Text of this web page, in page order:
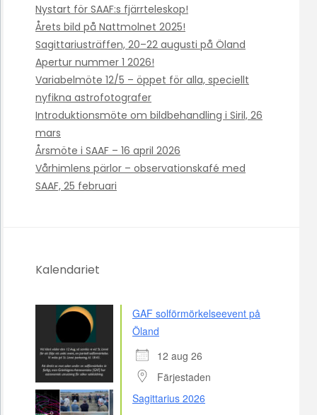
Nystart för SAAF:s fjärrteleskop!
Årets bild på Nattmolnet 2025!
Sagittariusträffen, 20–22 augusti på Öland
Apertur nummer 1 2026!
Variabelmöte 12/5 – öppet för alla, speciellt
nyfikna astrofotografer
Introduktionsmöte om bildbehandling i Siril, 26
mars
Årsmöte i SAAF – 16 april 2026
Vårhimlens pärlor – observationskafé med
SAAF, 25 februari
Kalendariet
GAF solförmörkelseevent på
Öland
12 aug 26
Färjestaden
Sagittarius 2026